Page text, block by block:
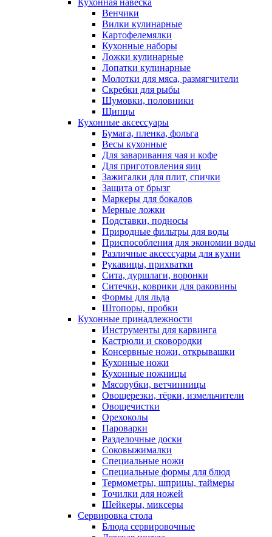
Кухонная навеска
Венчики
Вилки кулинарные
Картофелемялки
Кухонные наборы
Ложки кулинарные
Лопатки кулинарные
Молотки для мяса, размягчители
Скребки для рыбы
Шумовки, половники
Щипцы
Кухонные аксессуары
Бумага, пленка, фольга
Весы кухонные
Для заваривания чая и кофе
Для приготовления яиц
Зажигалки для плит, спички
Защита от брызг
Маркеры для бокалов
Мерные ложки
Подставки, подносы
Природные фильтры для воды
Приспособления для экономии воды
Различные аксессуары для кухни
Рукавицы, прихватки
Сита, дуршлаги, воронки
Ситечки, коврики для раковины
Формы для льда
Штопоры, пробки
Кухонные принадлежности
Инструменты для карвинга
Кастрюли и сковородки
Консервные ножи, открывашки
Кухонные ножи
Кухонные ножницы
Мясорубки, ветчинницы
Овощерезки, тёрки, измельчители
Овощечистки
Орехоколы
Пароварки
Разделочные доски
Соковыжималки
Специальные ножи
Специальные формы для блюд
Термометры, шприцы, таймеры
Точилки для ножей
Шейкеры, миксеры
Сервировка стола
Блюда сервировочные